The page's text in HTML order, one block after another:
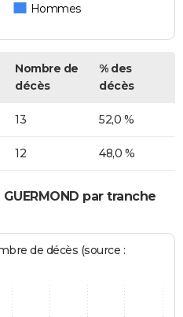
Hommes
Nombre de
décès
% des
décès
13 52,0 %
12 48,0 %
par tranche
de décès (source :